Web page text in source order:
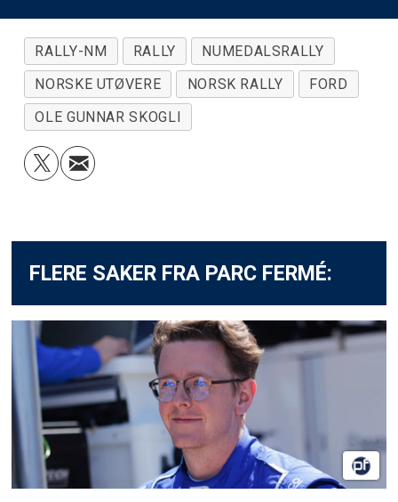
RALLY-NM RALLY
NUMEDALSRALLY
NORSKE UTØVERE
NORSK RALLY
FORD
OLE GUNNAR SKOGLI
FLERE SAKER FRA PARC FERMÉ: